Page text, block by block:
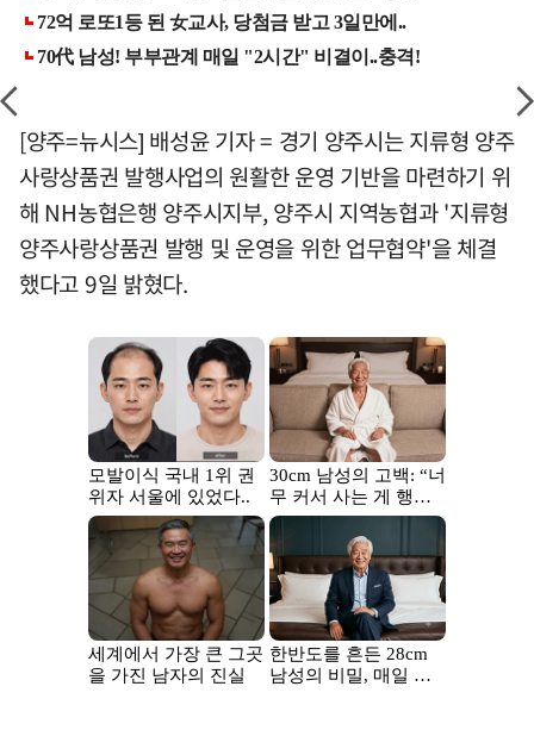
[양주=뉴시스] 배성윤 기자 = 경기 양주시는 지류형 양주
사랑상품권 발행사업의 원활한 운영 기반을 마련하기 위
해 NH농협은행 양주시지부, 양주시 지역농협과 '지류형
양주사랑상품권 발행 및 운영을 위한 업무협약'을 체결
했다고 9일 밝혔다.